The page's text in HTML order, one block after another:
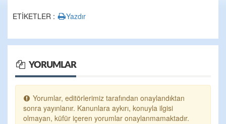
ETİKETLER : Yazdır
YORUMLAR
Yorumlar, editörlerimiz tarafından onaylandıktan
sonra yayınlanır. Kanunlara aykırı, konuyla ilgisi
olmayan, küfür içeren yorumlar onaylanmamaktadır.